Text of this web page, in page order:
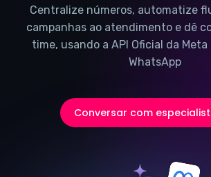
Centralize números, automatize
campanhas ao atendimento e dê
time, usando a API Oficial da
WhatsApp
Conversar com